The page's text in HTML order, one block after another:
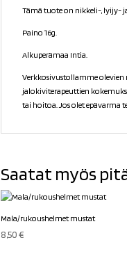
Tämä tuote on nikkeli-, lyijy-
Paino 16g.
Alkuperämaa Intia.
Verkkosivustollamme olevien
jalokiviterapeuttien
tai hoitoa. Jos olet epävarma
Saatat myös
Mala/rukoushelmet mustat
8,50€